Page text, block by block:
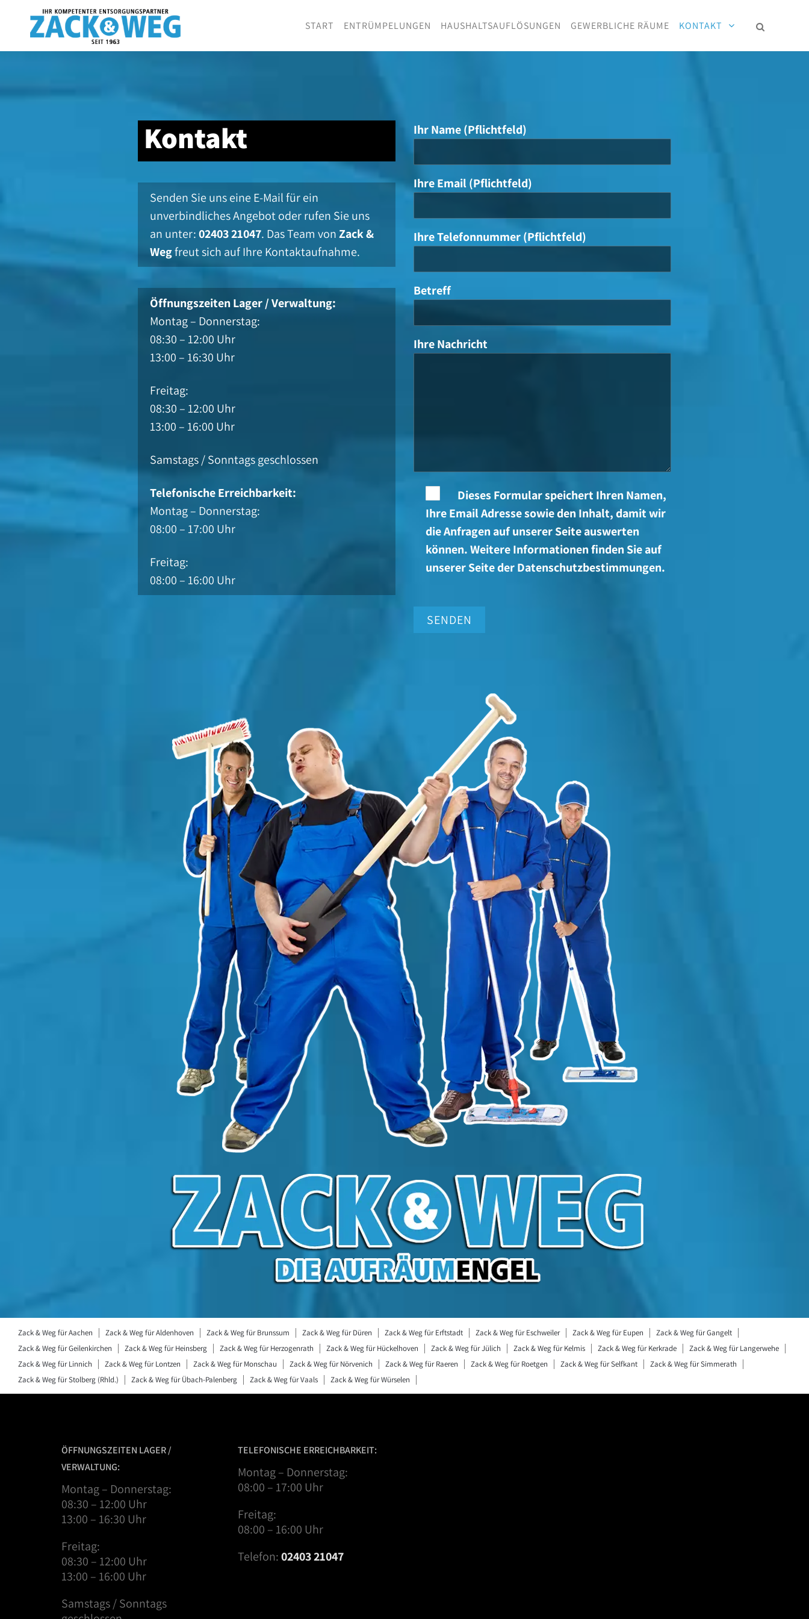
START ENTRÜMPELUNGEN HAUSHALTSAUFLÖSUNGEN GEWERBLICHE RÄUME KONTAKT
Kontakt
Senden Sie uns eine E-Mail für ein
unverbindliches Angebot oder rufen Sie uns
an unter:02403 21047. Das Team vonZack &
Wegfreut sich auf Ihre Kontaktaufnahme.
Öffnungszeiten Lager / Verwaltung:
Montag – Donnerstag:
08:30 – 12:00 Uhr
13:00 – 16:30 Uhr
Freitag:
08:30 – 12:00 Uhr
13:00 – 16:00 Uhr
Samstags / Sonntags geschlossen
Telefonische Erreichbarkeit:
Montag – Donnerstag:
08:00 – 17:00 Uhr
Freitag:
08:00 – 16:00 Uhr
Ihr Name (Pflichtfeld)
Ihre Email (Pflichtfeld)
Ihre Telefonnummer (Pflichtfeld)
Betreff
Ihre Nachricht
Dieses Formular speichert Ihren Namen,
Ihre Email Adresse sowie den Inhalt, damit wir
die Anfragen auf unserer Seite auswerten
können. Weitere Informationen finden Sie auf
unserer Seite der Datenschutzbestimmungen.
Zack & Weg für Aachen Zack & Weg für Aldenhoven Zack & Weg für Brunssum Zack & Weg für Düren Zack & Weg für Erftstadt Zack & Weg für Eschweiler Zack & Weg für Eupen
Zack & Weg für Gangelt
Zack & Weg für Geilenkirchen
Zack & Weg für Heinsberg Zack & Weg für Herzogenrath Zack & Weg für Hückelhoven Zack & Weg für Jülich Zack & Weg für Kelmis Zack & Weg für Kerkrade
Zack & Weg für Langerwehe
Zack & Weg für Linnich
Zack & Weg für Lontzen Zack & Weg für Monschau Zack & Weg für Nörvenich Zack & Weg für Raeren Zack & Weg für Roetgen Zack & Weg für Selfkant
Zack & Weg für Simmerath
Zack & Weg für Stolberg (Rhld.)
Zack & Weg für Übach-Palenberg Zack & Weg für Vaals Zack & Weg für Würselen
ÖFFNUNGSZEITEN LAGER /
VERWALTUNG:
Montag – Donnerstag:
08:30 – 12:00 Uhr
13:00 – 16:30 Uhr
Freitag:
08:30 – 12:00 Uhr
13:00 – 16:00 Uhr
Samstags / Sonntags
TELEFONISCHE ERREICHBARKEIT:
Montag – Donnerstag:
08:00 – 17:00 Uhr
Freitag:
08:00 – 16:00 Uhr
Telefon:02403 21047